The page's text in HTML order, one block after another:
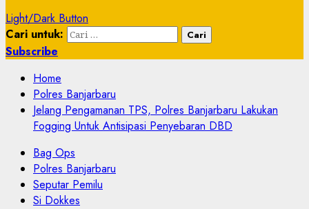
Light/Dark Button
Cari untuk:
Subscribe
Home
Polres Banjarbaru
Jelang Pengamanan TPS, Polres Banjarbaru Lakukan
Fogging Untuk Antisipasi Penyebaran DBD
Bag Ops
Polres Banjarbaru
Seputar Pemilu
Si Dokkes